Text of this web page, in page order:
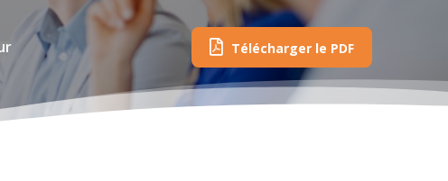
Télécharger le PDF